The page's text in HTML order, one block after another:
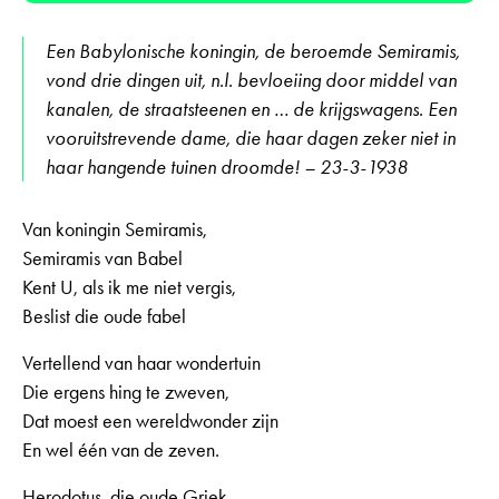
Een Babylonische koningin, de beroemde Semiramis,
vond drie dingen uit, n.l. bevloeiing door middel van
kanalen, de straatsteenen en … de krijgswagens. Een
vooruitstrevende dame, die haar dagen zeker niet in
haar hangende tuinen droomde! – 23-3-1938
Van koningin Semiramis,
Semiramis van Babel
Kent U, als ik me niet vergis,
Beslist die oude fabel
Vertellend van haar wondertuin
Die ergens hing te zweven,
Dat moest een wereldwonder zijn
En wel één van de zeven.